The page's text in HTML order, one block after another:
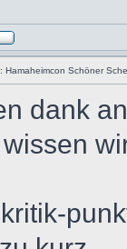
Hamaheimcon Schöner
dank